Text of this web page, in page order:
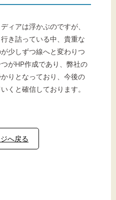
ィアは浮かぶのですが、
き詰っている中、貴重な
少しずつ線へと変わりつ
がHP作成であり、弊社の
りとなっており、今後の
くと確信しております。
へ戻る